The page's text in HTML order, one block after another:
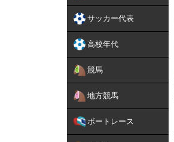
サッカー代表
高校年代
競馬
地方競馬
ボートレース